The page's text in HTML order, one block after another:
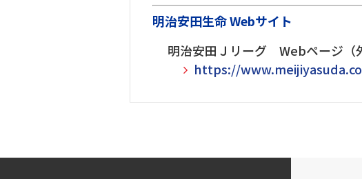
明治安田生命 Webサイト
明治安田Ｊリーグ Webページ（
https://